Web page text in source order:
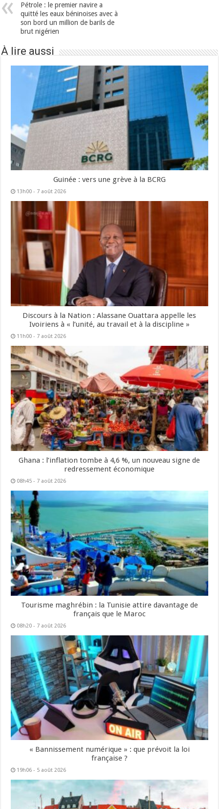
Pétrole : le premier navire a
quitté les eaux béninoises avec à
son bord un million de barils de
brut nigérien
À lire aussi
Guinée : vers une grève à la BCRG
13h00 - 7 août 2026
Discours à la Nation : Alassane Ouattara appelle les
Ivoiriens à « l’unité, au travail et à la discipline »
11h00 - 7 août 2026
Ghana : l’inflation tombe à 4,6 %, un nouveau signe de
redressement économique
08h45 - 7 août 2026
Tourisme maghrébin : la Tunisie attire davantage de
français que le Maroc
08h20 - 7 août 2026
« Bannissement numérique » : que prévoit la loi
française ?
19h06 - 5 août 2026